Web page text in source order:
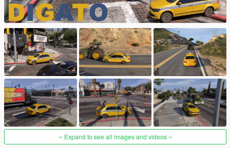
Expand to see all images and videos